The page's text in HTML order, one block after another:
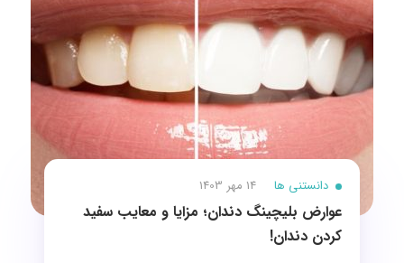
دانستنی ها 14 مهر 1403
عوارض بلیچینگ دندان؛ مزایا و معایب سفید
کردن دندان!